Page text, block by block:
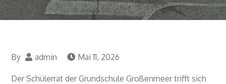
By admin Mai 11, 2026
Der Schülerrat der Grundschule Großenmeer trifft sich